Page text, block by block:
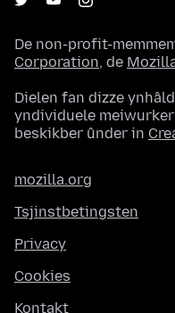
De non-profit-
Corporation, de
Dielen fan dizze
yndividuele
beskikber ûnder in
mozilla.org
Tsjinstbetingsten
Privacy
Cookies
Kontakt